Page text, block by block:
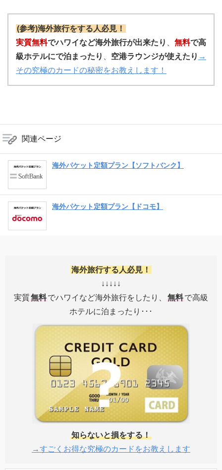
(参考)海外旅行をする人必見！
実質無料でハワイなど海外旅行が出来たり 無料で高
級ホテルにで泊まったり
空港ラウンジが使えたり →
その究極のカードの秘密をお教えします！
関連ページ
海外パケット定額プラン【ソフトバンク】
海外パケット定額プラン【ドコモ】
海外旅行する人必見！
↓↓↓↓↓
実質無料でハワイなど海外旅行をしたり、 無料で高級
ホテルに泊まったり･･･
知らないと損をする！
→すごくお得な究極のカードをお教えします